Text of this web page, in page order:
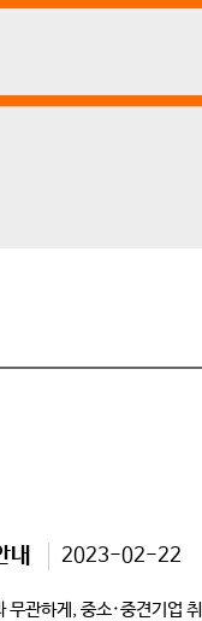
내 2023-02-22
관하게, 중소·중견기업